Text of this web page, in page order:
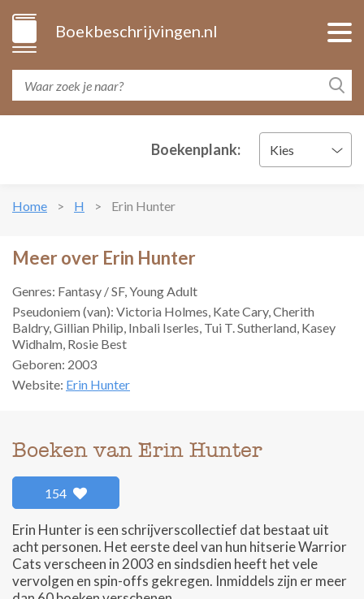
Boekbeschrijvingen.nl
Boekenplank: Kies
Home H Erin Hunter
Meer over Erin Hunter
Genres: Fantasy / SF, Young Adult
Pseudoniem (van): Victoria Holmes, Kate Cary, Cherith
Baldry, Gillian Philip, Inbali Iserles, Tui T. Sutherland, Kasey
Widhalm, Rosie Best
Geboren: 2003
Website: Erin Hunter
Boeken van Erin Hunter
154
Erin Hunter is een schrijverscollectief dat bestaat uit
acht personen. Het eerste deel van hun hitserie Warrior
Cats verscheen in 2003 en sindsdien heeft het vele
vervolgen en spin-offs gekregen. Inmiddels zijn er meer